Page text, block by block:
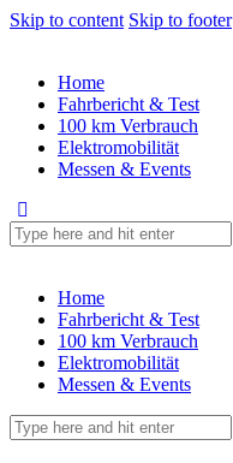
Skip to content Skip to footer
Home
Fahrbericht & Test
100 km Verbrauch
Elektromobilität
Messen & Events
Home
Fahrbericht & Test
100 km Verbrauch
Elektromobilität
Messen & Events